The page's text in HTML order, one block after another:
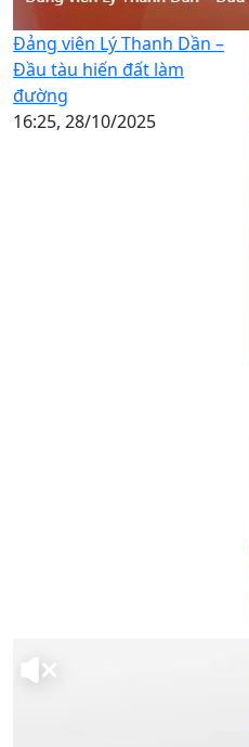
Đảng viên Lý Thanh Dần –
Đầu tàu hiến đất làm
đường
16:25, 28/10/2025